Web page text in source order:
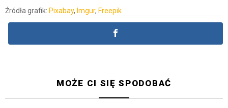
Źródła grafik: Pixabay, Imgur, Freepik
MOŻE CI SIĘ SPODOBAĆ